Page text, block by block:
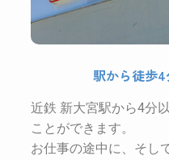
駅から徒歩
近鉄 新大宮駅から4分
ことができます。
お仕事の途中に、そし